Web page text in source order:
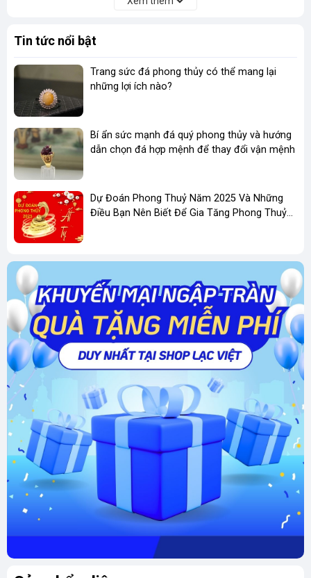
gia tăng vượng khí mà còn hỗ trợ hóa giải
cho không gian sống.
Ứng dụng thực tế: Tượng phù hợp để đặt
tại phòng khách, phòng làm việc hoặc
không gian thờ cúng, giúp thu hút tài lộc và
tạo cảm giác thư thái cho gia đình.
Với thiết kế độc đáo, bức tượng Di Lặc Vân Du
tại Shop Lạc Việt không chỉ là vật phẩm phong
thủy mà còn là một tác phẩm nghệ thuật, làm
nổi bật không gian sống của bạn.
Thủy Tại Shop Lạc Việt
Shop Lạc Việt tự hào là đơn vị hàng đầu trong
lĩnh vực chế tác và phân phối đá quý phong
thủy tại Việt Nam. Dưới đây là những lý do
khiến khách hàng tin tưởng và lựa chọn chúng
tôi:
Đội Ngũ Điêu Khắc Gia Tài Năng, Nhiều Kinh
Nghiệm
Tại Shop Lạc Việt, mỗi sản phẩm đều được
chế tác bởi đội ngũ nghệ nhân lành nghề, được
đào tạo bài bản và sở hữu kinh nghiệm dày dặn
trong lĩnh vực điêu khắc đá quý.
Tinh xảo trong từng chi tiết:Tượng Di Lặc
Vân Du được chạm khắc tỉ mỉ, từ nụ cười
Tin tức nổi bật
Trang sức đá phong thủy có thể mang lại
những lợi ích nào?
Bí ẩn sức mạnh đá quý phong thủy và hướng
dẫn chọn đá hợp mệnh để thay đổi vận mệnh
Dự Đoán Phong Thuỷ Năm 2025 Và Những
Điều Bạn Nên Biết Để Gia Tăng Phong Thuỷ